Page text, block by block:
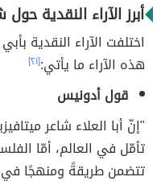
أبرز الآراء النقدية
اختلفت الآراء النقدية
هذه الآراء ما يأتي:[٢١]
قول أدونيس
"إنّ أبا العلاء شاعر
تأمّل في العالم، أمّا
تتضمن طريقةً ومنهجًا في